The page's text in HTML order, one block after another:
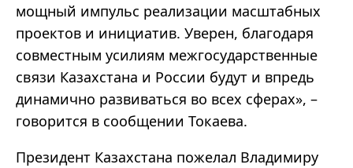
мощный импульс реализации масштабных
проектов и инициатив. Уверен, благодаря
совместным усилиям межгосударственные
связи Казахстана и России будут и впредь
динамично развиваться во всех сферах», –
говорится в сообщении Токаева.
Президент Казахстана пожелал Владимиру